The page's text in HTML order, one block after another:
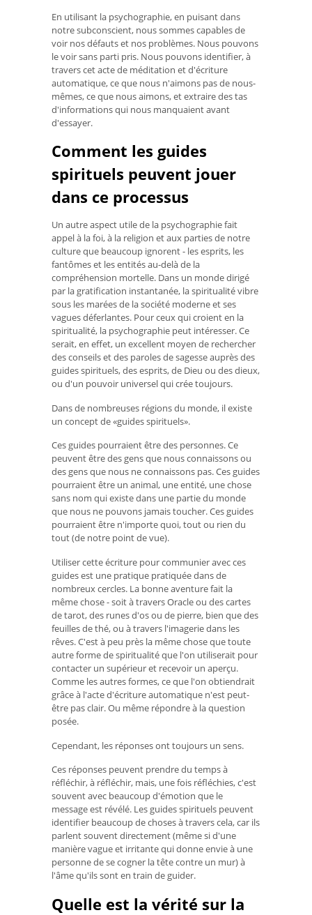
En utilisant la psychographie, en puisant dans
notre subconscient, nous sommes capables de
voir nos défauts et nos problèmes. Nous pouvons
le voir sans parti pris. Nous pouvons identifier, à
travers cet acte de méditation et d'écriture
automatique, ce que nous n'aimons pas de nous-
mêmes, ce que nous aimons, et extraire des tas
d'informations qui nous manquaient avant
d'essayer.
Comment les guides
spirituels peuvent jouer
dans ce processus
Un autre aspect utile de la psychographie fait
appel à la foi, à la religion et aux parties de notre
culture que beaucoup ignorent - les esprits, les
fantômes et les entités au-delà de la
compréhension mortelle. Dans un monde dirigé
par la gratification instantanée, la spiritualité vibre
sous les marées de la société moderne et ses
vagues déferlantes. Pour ceux qui croient en la
spiritualité, la psychographie peut intéresser. Ce
serait, en effet, un excellent moyen de rechercher
des conseils et des paroles de sagesse auprès des
guides spirituels, des esprits, de Dieu ou des dieux,
ou d'un pouvoir universel qui crée toujours.
Dans de nombreuses régions du monde, il existe
un concept de «guides spirituels».
Ces guides pourraient être des personnes. Ce
peuvent être des gens que nous connaissons ou
des gens que nous ne connaissons pas. Ces guides
pourraient être un animal, une entité, une chose
sans nom qui existe dans une partie du monde
que nous ne pouvons jamais toucher. Ces guides
pourraient être n'importe quoi, tout ou rien du
tout (de notre point de vue).
Utiliser cette écriture pour communier avec ces
guides est une pratique pratiquée dans de
nombreux cercles. La bonne aventure fait la
même chose - soit à travers Oracle ou des cartes
de tarot, des runes d'os ou de pierre, bien que des
feuilles de thé, ou à travers l'imagerie dans les
rêves. C'est à peu près la même chose que toute
autre forme de spiritualité que l'on utiliserait pour
contacter un supérieur et recevoir un aperçu.
Comme les autres formes, ce que l'on obtiendrait
grâce à l'acte d'écriture automatique n'est peut-
être pas clair. Ou même répondre à la question
posée.
Cependant, les réponses ont toujours un sens.
Ces réponses peuvent prendre du temps à
réfléchir, à réfléchir, mais, une fois réfléchies, c'est
souvent avec beaucoup d'émotion que le
message est révélé. Les guides spirituels peuvent
identifier beaucoup de choses à travers cela, car ils
parlent souvent directement (même si d'une
manière vague et irritante qui donne envie à une
personne de se cogner la tête contre un mur) à
l'âme qu'ils sont en train de guider.
Quelle est la vérité sur la